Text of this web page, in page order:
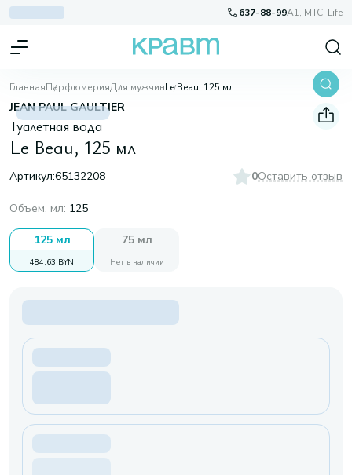
637-88-99A1, МТС, Life
ГлавнаяПарфюмерияДля мужчинLe Beau, 125 мл
JEAN PAUL GAULTIER
Туалетная вода
Le Beau, 125 мл
Артикул:65132208 0Оставить отзыв
Объем, мл: 125
125 мл
484,63 BYN
75 мл
Нет в наличии